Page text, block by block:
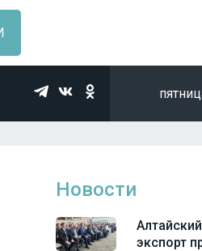
Новости
экспорт